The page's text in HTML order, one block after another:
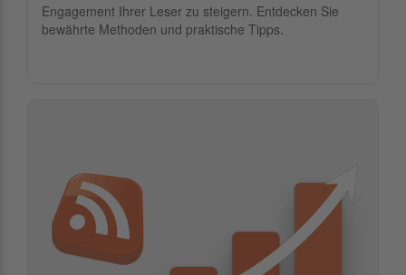
Engagement Ihrer Leser zu steigern. Entdecken Sie
bewährte Methoden und praktische Tipps.